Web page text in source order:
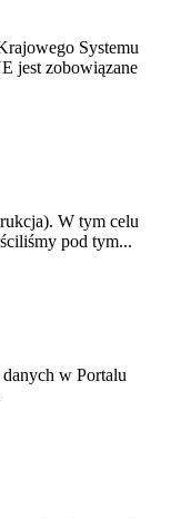
Systemu
jest zobowiązane
W tym celu
pod tym...
w Portalu